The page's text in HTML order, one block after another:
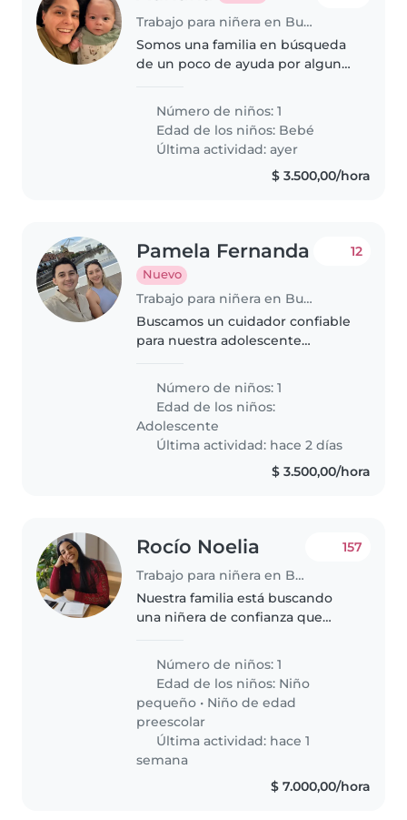
Trabajo para niñera en Buenos Aires
Somos una familia en búsqueda
de un poco de ayuda por algunas
Número de niños: 1
Edad de los niños: Bebé
Última actividad: ayer
$ 3.500,00/hora
Pamela Fernanda
Nuevo
Trabajo para niñera en Buenos Aires
12
Buscamos un cuidador confiable
para nuestra adolescente
Necesitamos alguien que nos
pueda ayudar acompañándola a
sus actividades extracurriculares
y..
Número de niños: 1
Edad de los niños:
Adolescente
Última actividad: hace 2 días
$ 3.500,00/hora
Rocío Noelia
Trabajo para niñera en Buenos Aires
157
Nuestra familia está buscando
una niñera de confianza que
3 años. Necesitamos a alguien
que esté cómodo con las
mascotas y pueda ayudar con
algunas..
Número de niños: 1
Edad de los niños: Niño
pequeño • Niño de edad
preescolar
Última actividad: hace 1
semana
$ 7.000,00/hora